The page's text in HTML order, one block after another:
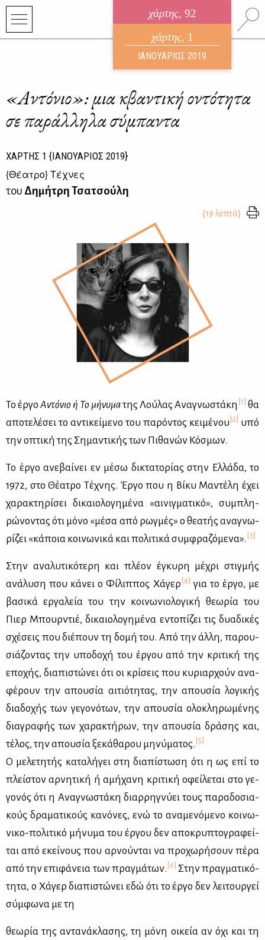
χάρτης, 92
ηλεκτρονικό περιοδικό
ΑΥΓΟΥΣΤΟΣ 2026
χάρτης, 1
ΙΑΝΟΥΑΡΙΟΣ 2019
«​Αντόνιο»: μια κβαντική οντότητα
σε παράλληλα σύμπαντα
ΧΑΡΤΗΣ 1 {ΙΑΝΟΥΑΡΙΟΣ 2019}
{Θέατρο} Τέχνες
του Δημήτρη Τσατσούλη
{19 λεπτά}
Το έρ­γο Αντό­νιο ή Το μή­νυ­ματης Λού­λας Ανα­γνω­στά­κη [1] θα
απο­τε­λέ­σει το αντι­κεί­με­νο του πα­ρό­ντος κει­μέ­νου [2] υπό
την οπτι­κή της Ση­μα­ντι­κής των Πι­θα­νών Κό­σμων.
Το έρ­γο ανε­βαί­νει εν μέ­σω δι­κτα­το­ρί­ας στην Ελ­λά­δα, το
1972, στο Θέ­α­τρο Τέ­χνης. Έρ­γο που η Βί­κυ Μα­ντέ­λη έχει
χα­ρα­κτη­ρί­σει δι­καιο­λο­γη­μέ­να «αι­νιγ­μα­τι­κό», συ­μπλη­
ρώ­νο­ντας ότι μό­νο «μέ­σα από ρωγ­μές» ο θε­α­τής ανα­γνω­
ρί­ζει «κά­ποια κοι­νω­νι­κά και πο­λι­τι­κά συμ­φρα­ζό­με­να». [3]
Στην ανα­λυ­τι­κό­τε­ρη και πλέ­ον έγκυ­ρη μέ­χρι στιγ­μής
ανά­λυ­ση που κά­νει ο Φί­λιπ­πος Χά­γερ [4] για το έρ­γο, με
βα­σι­κά ερ­γα­λεία του την κοι­νω­νιο­λο­γι­κή θε­ω­ρία του
Πιερ Μπουρ­ντιέ, δι­καιο­λο­γη­μέ­να εντο­πί­ζει τις δυα­δι­κές
σχέ­σεις που διέ­πουν τη δο­μή του. Από την άλ­λη, πα­ρου­
σιά­ζο­ντας την υπο­δο­χή του έρ­γου από την κρι­τι­κή της
επο­χής, δια­πι­στώ­νει ότι οι κρί­σεις που κυ­ριαρ­χούν ανα­
φέ­ρουν την απου­σία αι­τιό­τη­τας, την απου­σία λο­γι­κής
δια­δο­χής των γε­γο­νό­των, την απου­σία ολο­κλη­ρω­μέ­νης
δια­γρα­φής των χα­ρα­κτή­ρων, την απου­σία δρά­σης και,
τέ­λος, την απου­σία ξε­κά­θα­ρου μη­νύ­μα­τος. [5]
Ο με­λε­τη­τής κα­τα­λή­γει στη δια­πί­στω­ση ότι η ως επί το
πλεί­στον αρ­νη­τι­κή ή αμή­χα­νη κρι­τι­κή οφεί­λε­ται στο γε­
γο­νός ότι η Ανα­γνω­στά­κη διαρ­ρη­γνύ­ει τους πα­ρα­δο­σια­
κούς δρα­μα­τι­κούς κα­νό­νες, ενώ το ανα­με­νό­με­νο κοι­νω­
νι­κο-πο­λι­τι­κό μή­νυ­μα του έρ­γου δεν απο­κρυ­πτο­γρα­φεί­
ται από εκεί­νους που αρ­νού­νται να προ­χω­ρή­σουν πέ­ρα
από την επι­φά­νεια των πραγ­μά­των. [6] Στην πραγ­μα­τι­κό­
τη­τα, ο Χά­γερ δια­πι­στώ­νει εδώ ότι το έρ­γο δεν λει­τουρ­γεί
σύμ­φω­να με τη
θε­ω­ρία της αντα­νά­κλα­σης, τη μό­νη οι­κεία αν όχι και τη